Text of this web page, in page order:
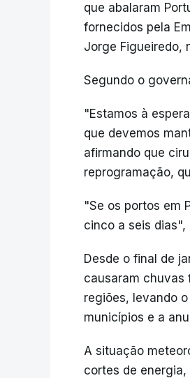
que abalaram
fornecidos pela
Jorge Figueiredo,
Segundo o
"Estamos à
que devemos
afirmando que
reprogramação,
"Se os portos em
cinco a seis dias",
Desde o final de
causaram chuvas
regiões, levando
municípios e a
A situação
cortes de